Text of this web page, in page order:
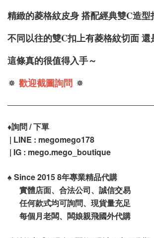
精緻的菱格紋皮身 搭配經典雙C造型
不同以往的雙C扣上有菱格紋切面 還
這條真的很值得入手～
🔅 歡迎截圖詢問 🔅
♦️詢問 / 下單
| LINE : megomego178
| IG : mego.mego_boutique
♠️ Since 2015 8年專業精品代購
實體店面、合法公司、誠信交易
任何款式均可詢問、現貨量充足
每個月老闆、闆娘親飛國外代購